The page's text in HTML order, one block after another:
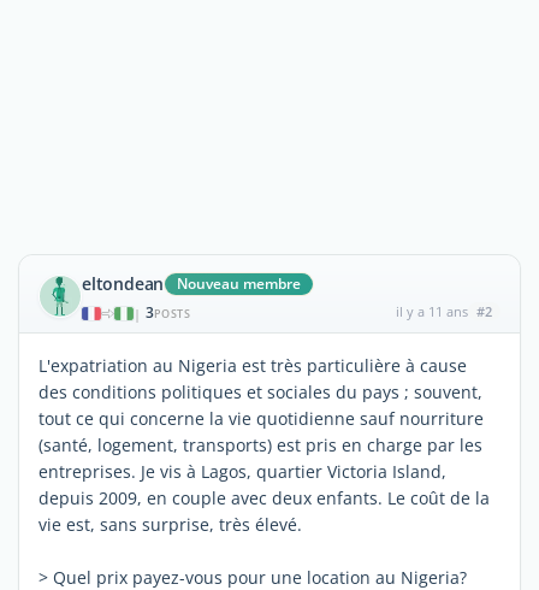
eltondean Nouveau membre
| 3POSTS il y a 11 ans #2
L'expatriation au Nigeria est très particulière à cause
des conditions politiques et sociales du pays ; souvent,
tout ce qui concerne la vie quotidienne sauf nourriture
(santé, logement, transports) est pris en charge par les
entreprises. Je vis à Lagos, quartier Victoria Island,
depuis 2009, en couple avec deux enfants. Le coût de la
vie est, sans surprise, très élevé.
> Quel prix payez-vous pour une location au Nigeria?